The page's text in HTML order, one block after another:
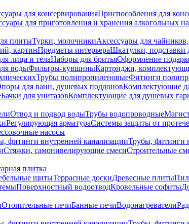
для консервированияПриспособления для
для приготовления и хранения алкогольных
плитыТурки, молочникиАксессуары для
картинПредметы интерьераШкатулки, подставки
лица и телаНаборы для бритьяОформление
водыФильтры-кувшиныКартриджи,
Трубы полипропиленовыеФитинги
для ванн, душевых поддоновКомплектующие
Бачки для унитазовКомплектующие для душевых
Отвод и подвод водыТрубы водопроводные
Регулирующая арматураСистемы защиты от
насосы
фитинги внутренней канализацииТрубы, фитинги
Стяжки, самонивелирующие смесиСтроительные
плитка
щитыТеррасные доскиДревесные плиты
Поверхностный водоотводКровельные софиты
Отопительные печиБанные печиВодонагреватели